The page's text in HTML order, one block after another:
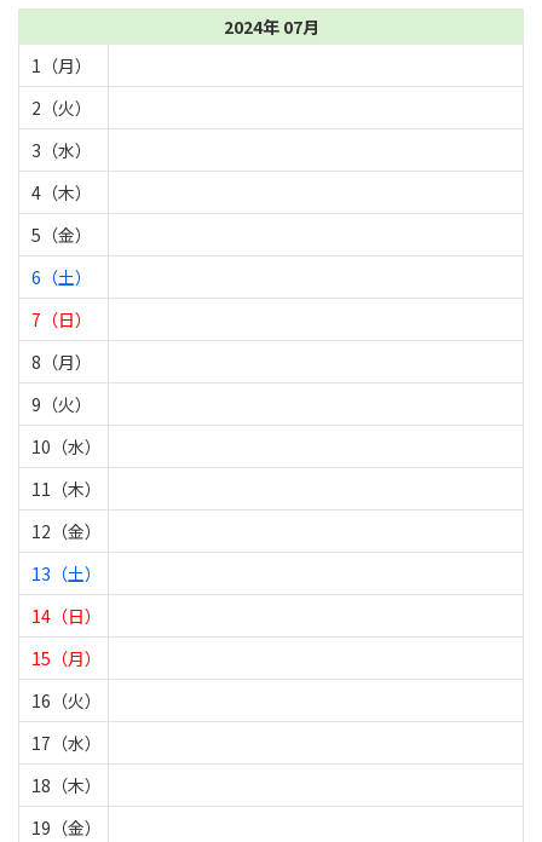
2024年 07月
1（月）
2（火）
3（水）
4（木）
5（金）
6（土）
7（日）
8（月）
9（火）
10（水）
11（木）
12（金）
13（土）
14（日）
15（月）
16（火）
17（水）
18（木）
19（金）